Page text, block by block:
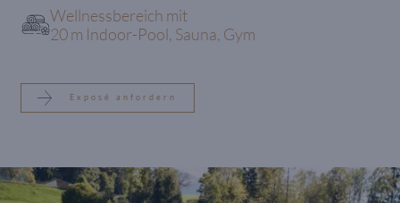
Wellnessbereich mit
20 m Indoor-Pool, Sauna, Gym
Exposé anfordern